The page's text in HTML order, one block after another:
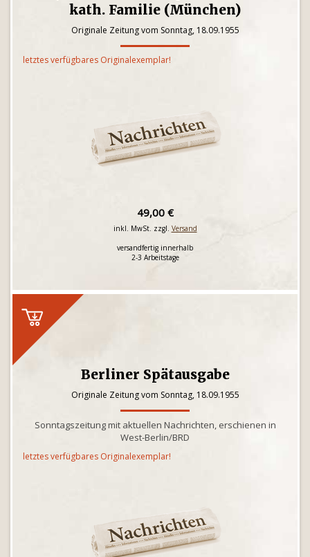
kath. Familie (München)
Originale Zeitung vom Sonntag, 18.09.1955
letztes verfügbares Originalexemplar!
49,00 €
inkl. MwSt. zzgl. Versand
versandfertig innerhalb
2-3 Arbeitstage
Berliner Spätausgabe
Originale Zeitung vom Sonntag, 18.09.1955
Sonntagszeitung mit aktuellen Nachrichten, erschienen in
West-Berlin/BRD
letztes verfügbares Originalexemplar!